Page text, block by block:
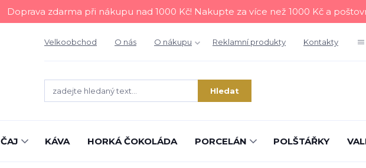
Doprava zdarma při nákupu nad 1000 Kč! Nakupte za více než 1000 Kč a
Velkoobchod O nás O nákupu Reklamní produkty Kontakty
Hledat
ČAJ KÁVA HORKÁ ČOKOLÁDA PORCELÁN POLŠTÁŘKY